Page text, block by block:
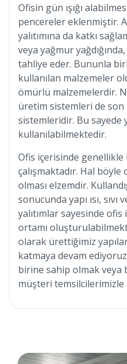
Ofisin gün ışığı
pencereler eklenmiştir.
yalıtımına da katkı
veya yağmur
tahliye eder. Bununla
kullanılan malzemeler
ömürlü malzemelerdir.
üretim sistemleri de
sistemleridir. Bu sayede
kullanılabilmektedir.
Ofis içerisinde genellikle
çalışmaktadır. Hal böyle
olması elzemdir.
sonucunda yapı ısı, sıvı
yalıtımlar sayesinde
ortamı
olarak ürettiğimiz
katmaya devam
birine sahip olmak veya
müşteri